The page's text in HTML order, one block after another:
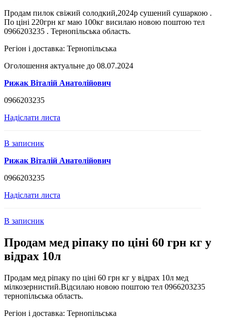
Продам пилок свіжий солодкий,2024р сушений сушаркою .
По ціні 220грн кг маю 100кг висилаю новою поштою тел
0966203235 . Тернопільська область.
Регіон і доставка: Тернопільська
Оголошення актуальне до 08.07.2024
Рижак Віталій Анатолійович
0966203235
Надіслати листа
В записник
Рижак Віталій Анатолійович
0966203235
Надіслати листа
В записник
Продам мед ріпаку по ціні 60 грн кг у
відрах 10л
Продам мед ріпаку по ціні 60 грн кг у відрах 10л мед
мілкозернистий.Відсилаю новою поштою тел 0966203235
тернопільська область.
Регіон і доставка: Тернопільська